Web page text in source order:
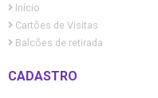
Início
Cartões de Visitas
Balcões de retirada
CADASTRO